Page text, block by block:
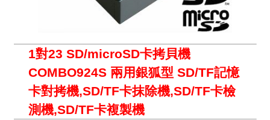
1對23 SD/microSD卡拷貝機
COMBO924S 兩用銀狐型 SD/TF記憶
卡對拷機,SD/TF卡抹除機,SD/TF卡檢
測機,SD/TF卡複製機